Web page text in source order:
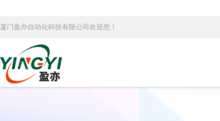
厦门盈亦自动化科技有限公司欢迎您！